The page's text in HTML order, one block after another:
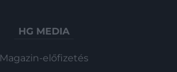
HG MEDIA
Magazin-előfizetés